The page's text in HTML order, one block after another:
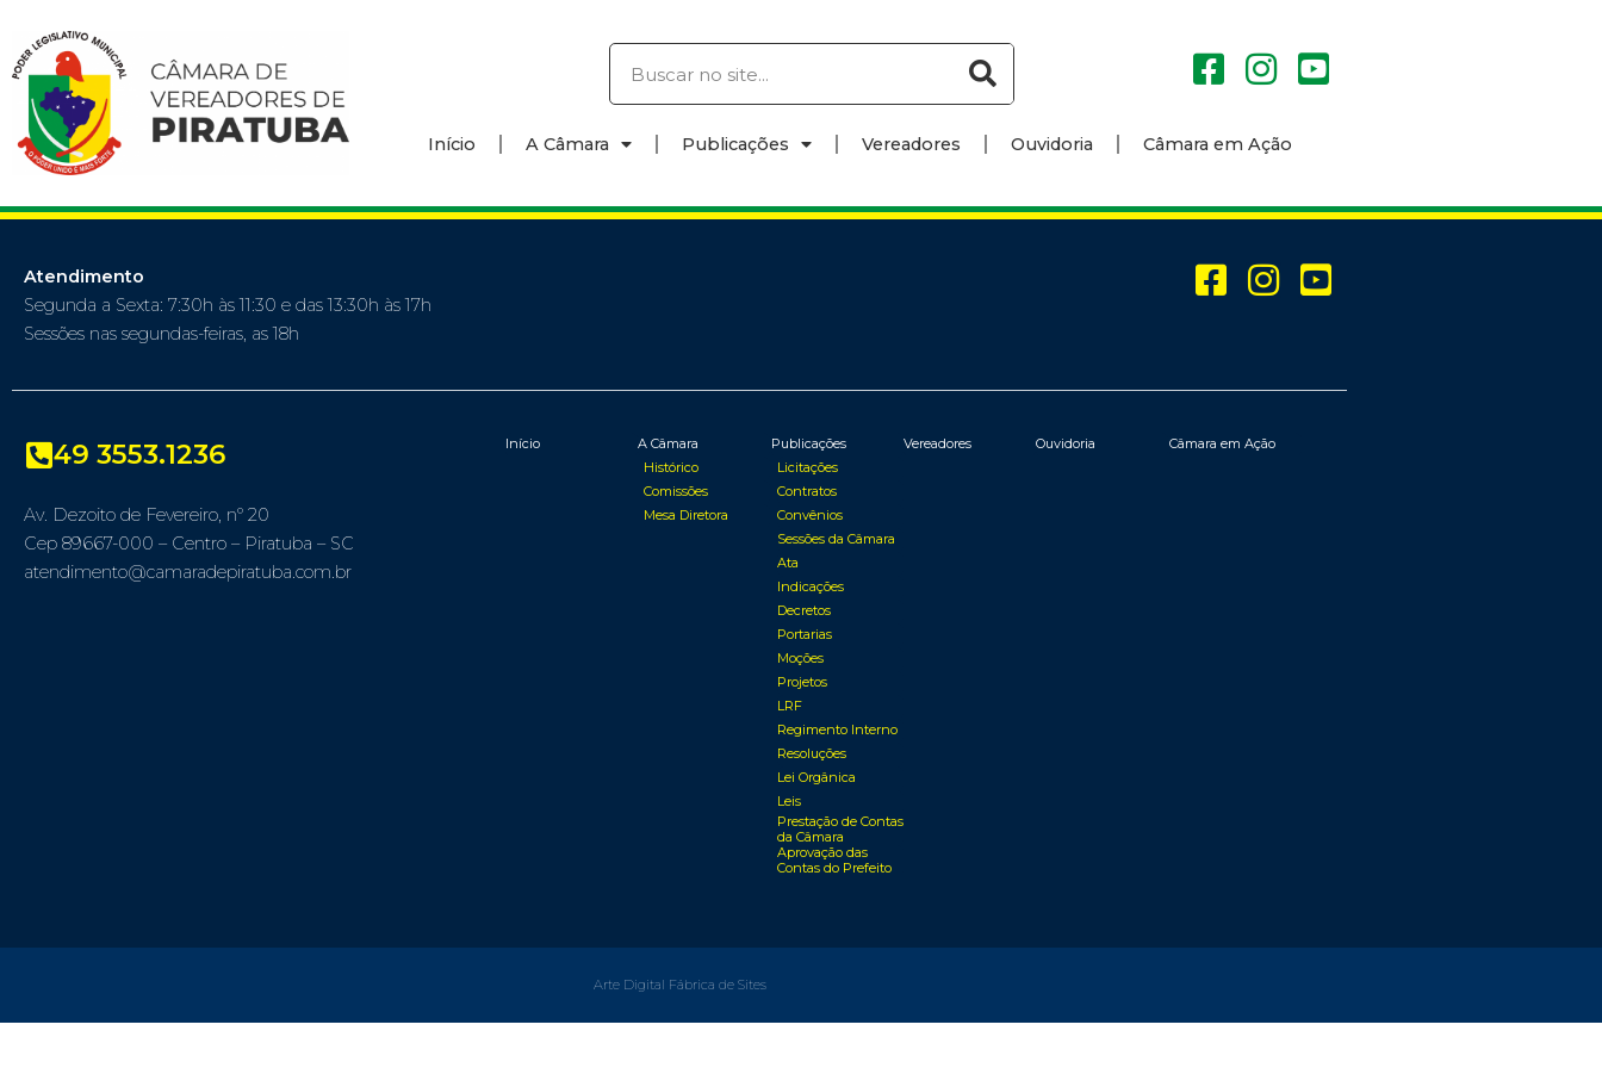
Início A Câmara Publicações Vereadores Ouvidoria Câmara em Ação
Atendimento
Segunda a Sexta: 7:30h às 11:30 e das 13:30h às 17h
Sessões nas segundas-feiras, as 18h
49 3553.1236
Av. Dezoito de Fevereiro, nº 20
Cep 89667-000 – Centro – Piratuba – SC
atendimento@camaradepiratuba.com.br
Início
A Câmara
Histórico
Comissões
Mesa Diretora
Publicações
Licitações
Contratos
Convênios
Sessões da Câmara
Ata
Indicações
Decretos
Portarias
Moções
Projetos
LRF
Regimento Interno
Resoluções
Lei Orgânica
Leis
Prestação de Contas
da Câmara
Aprovação das
Contas do Prefeito
Vereadores Ouvidoria Câmara em Ação
Arte Digital Fábrica de Sites